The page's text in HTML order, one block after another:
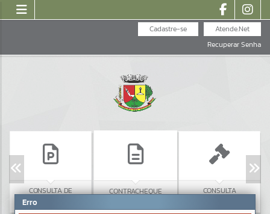
Atende.Net
Cadastre-se
Recuperar Senha
CONSULTA DE
PROTOCOLO
CONTRACHEQUE
CONSULTA
Erro